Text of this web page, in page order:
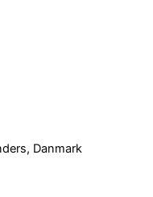
Danmark